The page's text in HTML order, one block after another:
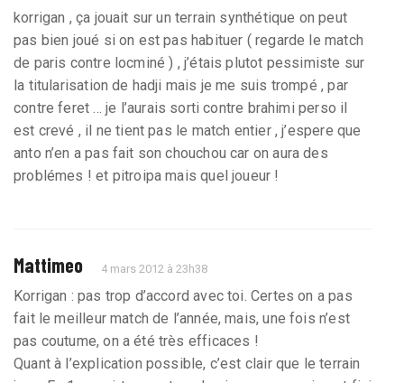
korrigan , ça jouait sur un terrain synthétique on peut
pas bien joué si on est pas habituer ( regarde le match
de paris contre locminé ) , j’étais plutot pessimiste sur
la titularisation de hadji mais je me suis trompé , par
contre feret ... je l’aurais sorti contre brahimi perso il
est crevé , il ne tient pas le match entier , j’espere que
anto n’en a pas fait son chouchou car on aura des
problémes ! et pitroipa mais quel joueur !
Mattimeo 4 mars 2012 à 23h38
Korrigan : pas trop d’accord avec toi. Certes on a pas
fait le meilleur match de l’année, mais, une fois n’est
pas coutume, on a été très efficaces !
Quant à l’explication possible, c’est clair que le terrain